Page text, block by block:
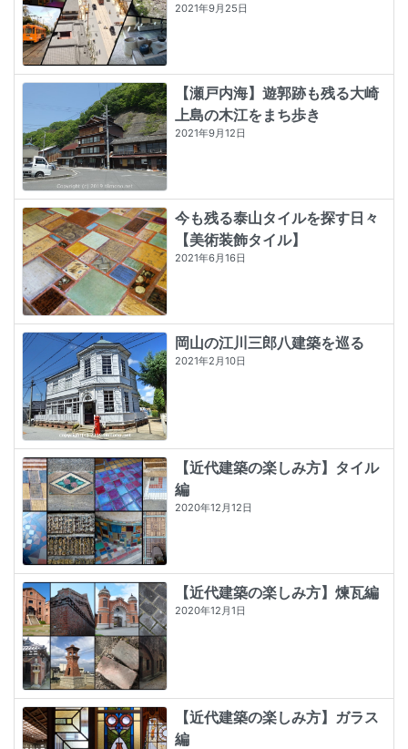
2021年9月25日
【瀬戸内海】遊郭跡も残る大崎
上島の木江をまち歩き
2021年9月12日
今も残る泰山タイルを探す日々
【美術装飾タイル】
2021年6月16日
岡山の江川三郎八建築を巡る
2021年2月10日
【近代建築の楽しみ方】タイル
編
2020年12月12日
【近代建築の楽しみ方】煉瓦編
2020年12月1日
【近代建築の楽しみ方】ガラス
編